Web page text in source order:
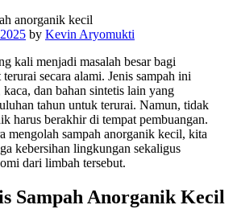
by Kevin Aryomukti
kali menjadi masalah besar bagi
secara alami. Jenis sampah ini
dan bahan sintetis lain yang
tahun untuk terurai. Namun, tidak
harus berakhir di tempat pembuangan.
mengolah sampah anorganik kecil, kita
kebersihan lingkungan sekaligus
dari limbah tersebut.
Sampah Anorganik Kecil